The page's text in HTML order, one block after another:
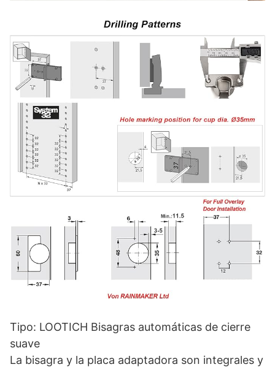
Tipo: LOOTICH Bisagras automáticas de cierre
suave
La bisagra y la placa adaptadora son integrales y